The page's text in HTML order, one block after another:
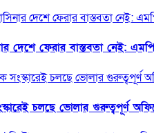
দেশে ফেরার বাস্তবতা নেই: এমপি
চলছে ভোলার গুরুত্বপূর্ণ